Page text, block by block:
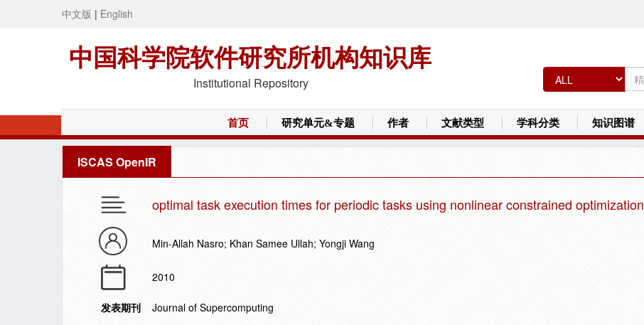
中文版 | English
中国科学院软件研究所机构知识库
Institutional Repository
首页 研究单元&专题 作者 文献类型 学科分类 知识图谱
ISCAS OpenIR
optimal task execution times for periodic tasks using nonlinear constrained optimization
Min-Allah Nasro; Khan Samee Ullah; Yongji Wang
2010
发表期刊
Journal of Supercomputing